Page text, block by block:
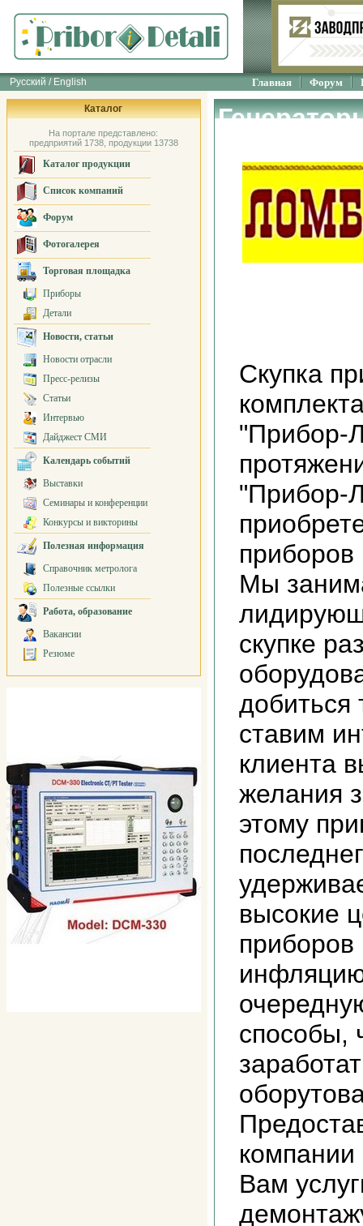
Русский / English Главная Форум
Каталог
На портале представлено:
предприятий 1738, продукции 13738
Каталог продукции
Список компаний
Форум
Фотогалерея
Торговая площадка
Приборы
Детали
Новости, статьи
Новости отрасли
Пресс-релизы
Статьи
Интервью
Дайджест СМИ
Календарь событий
Выставки
Семинары и конференции
Конкурсы и викторины
Полезная информация
Справочник метролога
Полезные ссылки
Работа, образование
Вакансии
Резюме
Скупка
"Прибор-
"Прибор-
Мы
скупке
добиться
ставим
клиента
желания
этому
высокие
способы,
Вам